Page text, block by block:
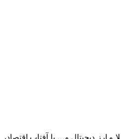
ارز دیجیتال و… با آفتاب اقتصاد،